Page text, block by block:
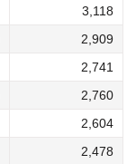
3,118
2,909
2,741
2,760
2,604
2,478